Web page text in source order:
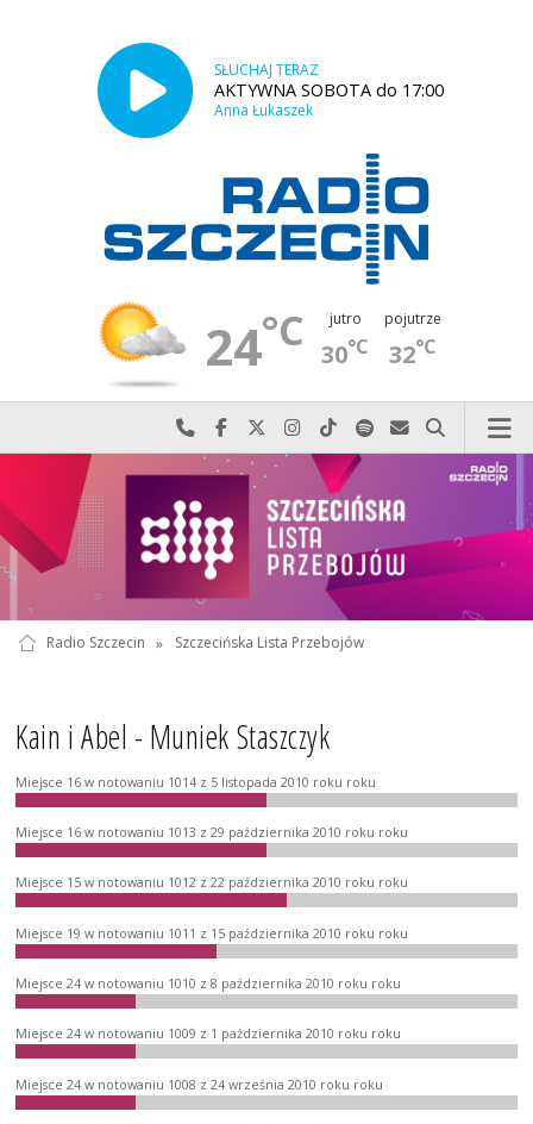
SŁUCHAJ TERAZ
AKTYWNA SOBOTA do 17:00
Anna Łukaszek
24°C jutro
30°C
pojutrze
32°C
Najlepiej po prostu do nas zadzwoń
Odwiedź nas na Facebook-u
Odwiedź nas na X
Odwiedź nas na Instagram-ie
Odwiedź nas na TikTok-u
Szukaj nas na Spotify
Wyślij do nas
Szukaj
Radio Szczecin » Szczecińska Lista Przebojów
Kain i Abel - Muniek Staszczyk
Miejsce 16 w notowaniu 1014 z 5 listopada 2010 roku roku
Miejsce 16 w notowaniu 1013 z 29 października 2010 roku roku
Miejsce 15 w notowaniu 1012 z 22 października 2010 roku roku
Miejsce 19 w notowaniu 1011 z 15 października 2010 roku roku
Miejsce 24 w notowaniu 1010 z 8 października 2010 roku roku
Miejsce 24 w notowaniu 1009 z 1 października 2010 roku roku
Miejsce 24 w notowaniu 1008 z 24 września 2010 roku roku